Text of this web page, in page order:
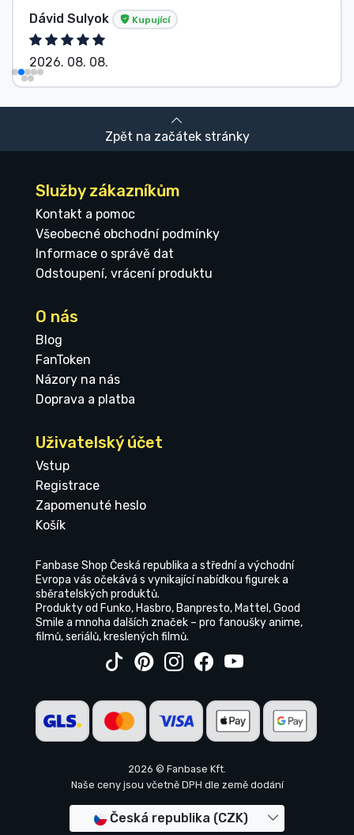
Dávid Sulyok Kupující
2026. 08. 08.
Zpět na začátek stránky
Služby zákazníkům
Kontakt a pomoc
Všeobecné obchodní podmínky
Informace o správě dat
Odstoupení, vrácení produktu
O nás
Blog
FanToken
Názory na nás
Doprava a platba
Uživatelský účet
Vstup
Registrace
Zapomenuté heslo
Košík
Fanbase Shop Česká republika a střední a východní
Evropa vás očekává s vynikající nabídkou figurek a
sběratelských produktů.
Produkty od Funko, Hasbro, Banpresto, Mattel, Good
Smile a mnoha dalších značek – pro fanoušky anime,
filmů, seriálů, kreslených filmů.
2026 © Fanbase Kft.
Naše ceny jsou včetně DPH dle země dodání
Česká republika (CZK)